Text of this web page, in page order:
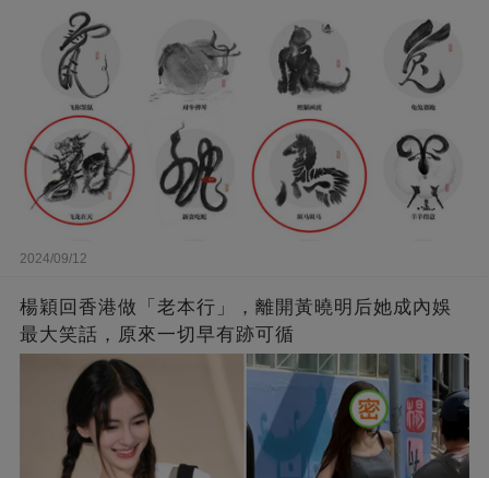
2024/09/12
楊穎回香港做「老本行」，離開黃曉明后她成內娛
最大笑話，原來一切早有跡可循